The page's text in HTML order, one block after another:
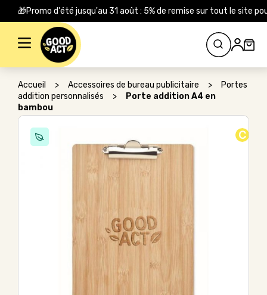
🎁Promo d'été jusqu'au 31 août : 5% de remise sur tout le site
Rechercher :
Accueil > Accessoires de bureau publicitaire >
Portes
addition personnalisés
>
Porte addition A4 en
bambou
C